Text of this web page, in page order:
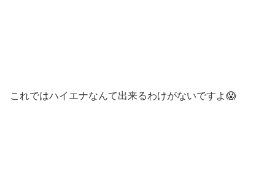
これではハイエナなんて出来るわけがないですよ😱